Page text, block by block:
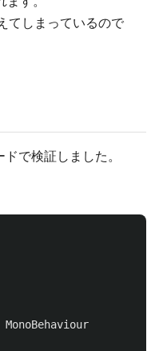
てしまっているので
で検証しました。
MonoBehaviour